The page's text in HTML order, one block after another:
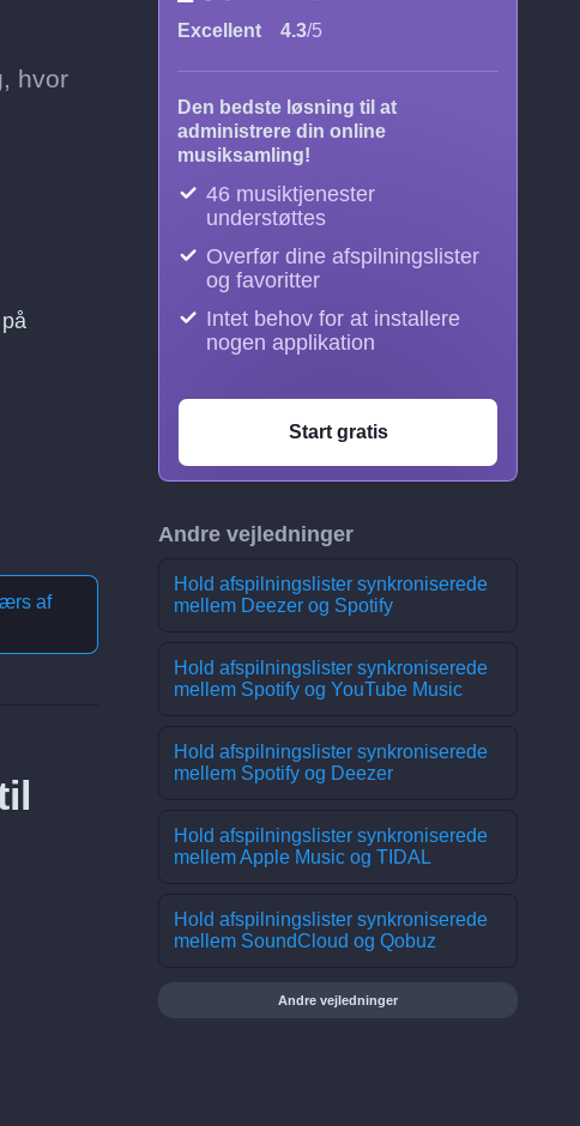
hvor
af
Excellent 4.3/5
Den bedste løsning til at
administrere din online
musiksamling!
46 musiktjenester
understøttes
Overfør dine afspilningslister
og favoritter
Intet behov for at installere
nogen applikation
Start gratis
Andre vejledninger
Hold afspilningslister synkroniserede
mellem Deezer og Spotify
Hold afspilningslister synkroniserede
mellem Spotify og YouTube Music
Hold afspilningslister synkroniserede
mellem Spotify og Deezer
Hold afspilningslister synkroniserede
mellem Apple Music og TIDAL
Hold afspilningslister synkroniserede
mellem SoundCloud og Qobuz
Andre vejledninger